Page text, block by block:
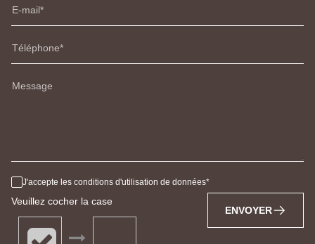
E-mail
Téléphone
Message
J'accepte les conditions d'utilisation de données
Veuillez cocher la case
ENVOYER